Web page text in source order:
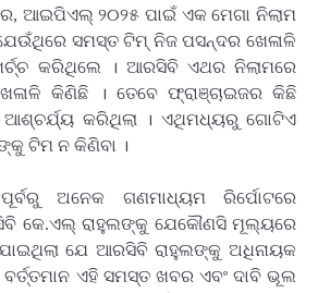
ଆଇପିଏଲ୍ ୨୦୨୫ ପାଇଁ ଏକ ମେଗା ନିଲାମ
ସମସ୍ତ ଟିମ୍ ନିଜ ପସନ୍ଦର ଖେଳାଳି
କରିଥିଲେ । ଆରସିବି ଏଥର ନିଲାମରେ
କିଣିଛି । ତେବେ ଫ୍ରାଞ୍ଚାଇଜର କିଛି
କରିଥିଲା । ଏଥିମଧ୍ୟରୁ ଗୋଟିଏ
ଟିମ ନ କିଣିବା ।
ଅନେକ ଗଣମାଧ୍ୟମ ରିର୍ପୋଟରେ
କେ.ଏଲ୍ ରାହୁଲଙ୍କୁ ଯେକୌଣସି ମୂଲ୍ୟରେ
ଯେ ଆରସିବି ରାହୁଲଙ୍କୁ ଅଧିନାୟକ
ଏହି ସମସ୍ତ ଖବର ଏବଂ ଦାବି ଭୂଲ